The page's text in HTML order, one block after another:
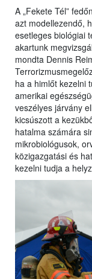
A „Fekete Tél”
azt modellezendő,
esetleges biológiai
akartunk
mondta Dennis
ha a himlőt kezelni
amerikai
veszélyes járvány
kicsúszott a
hatalma számára
mikrobiológusok,
közigazgatási és
kezelni tudja a